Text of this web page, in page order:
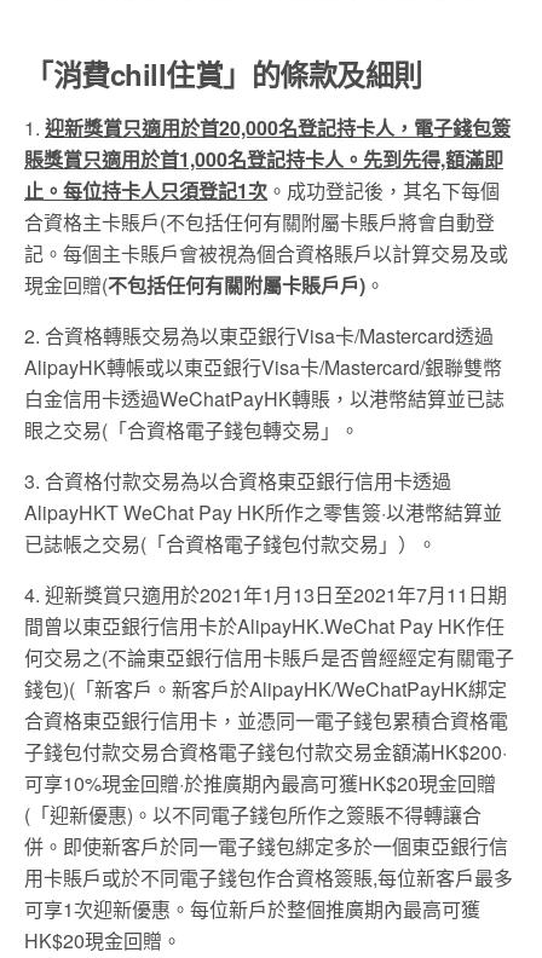
「消費chill住賞」的條款及細則
1. 迎新獎賞只適用於首20,000名登記持卡人， 電子錢包簽
賬獎賞只適用於首1,000名登記持卡人。先到先得,額滿即
止。每位持卡人只須登記1次 。成功登記後，其名下每個
合資格主卡賬戶(不包括任何有關附屬卡賬戶將會自動登
記。每個主卡賬戶會被視為個合資格賬戶以計算交易及或
現金回贈(不包括任何有關附屬卡賬戶戶) 。
2. 合資格轉賬交易為以東亞銀行Visa卡/Mastercard透過
AlipayHK轉帳或以東亞銀行Visa卡/Mastercard/銀聯雙幣
白金信用卡透過WeChatPayHK轉賬，以港幣結算並已誌
眼之交易(「合資格電子錢包轉交易」。
3. 合資格付款交易為以合資格東亞銀行信用卡透過
AlipayHKT WeChat Pay HK所作之零售簽·以港幣結算並
已誌帳之交易(「合資格電子錢包付款交易」）。
4. 迎新獎賞只適用於2021年1月13日至2021年7月11日期
間曾以東亞銀行信用卡於AlipayHK.WeChat Pay HK作任
何交易之(不論東亞銀行信用卡賬戶是否曾經經定有關電子
錢包)(「新客戶。新客戶於AlipayHK/WeChatPayHK綁定
合資格東亞銀行信用卡，並憑同一電子錢包累積合資格電
子錢包付款交易合資格電子錢包付款交易金額滿HK$200·
可享10%現金回贈·於推廣期內最高可獲HK$20現金回贈
(「迎新優惠)。以不同電子錢包所作之簽賬不得轉讓合
併。即使新客戶於同一電子錢包綁定多於一個東亞銀行信
用卡賬戶或於不同電子錢包作合資格簽賬,每位新客戶最多
可享1次迎新優惠。每位新戶於整個推廣期內最高可獲
HK$20現金回贈。